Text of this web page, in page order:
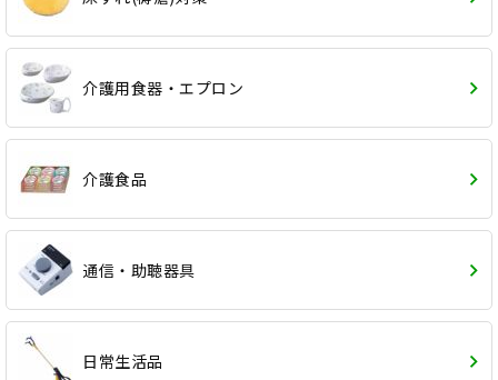
介護用食器・エプロン
介護食品
通信・助聴器具
日常生活品